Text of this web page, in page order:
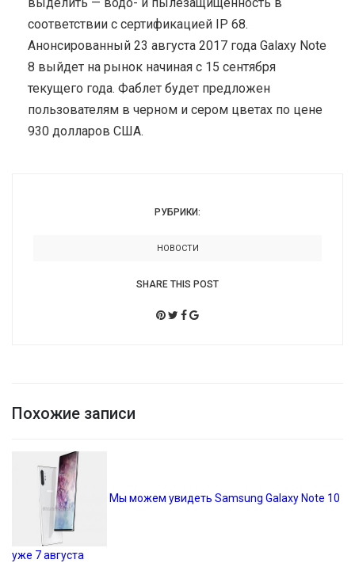
соответствии с сертификацией IP 68.
Анонсированный 23 августа 2017 года Galaxy Note
8 выйдет на рынок начиная с 15 сентября
текущего года. Фаблет будет предложен
пользователям в черном и сером цветах по цене
930 долларов США.
РУБРИКИ:
НОВОСТИ
SHARE THIS POST
Похожие записи
Мы можем увидеть Samsung Galaxy Note 10
уже 7 августа